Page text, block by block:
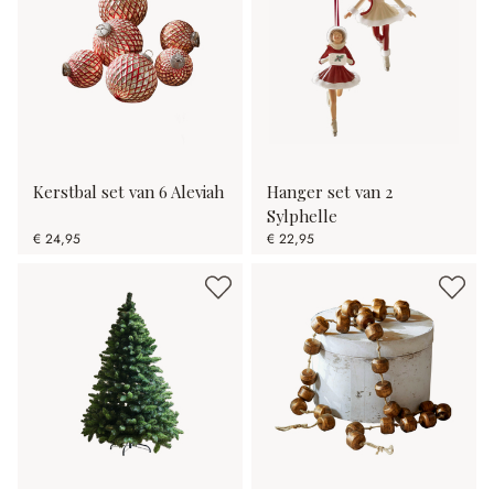
Kerstbal set van 6 Aleviah
€ 24,95
Hanger set van 2
Sylphelle
€ 22,95